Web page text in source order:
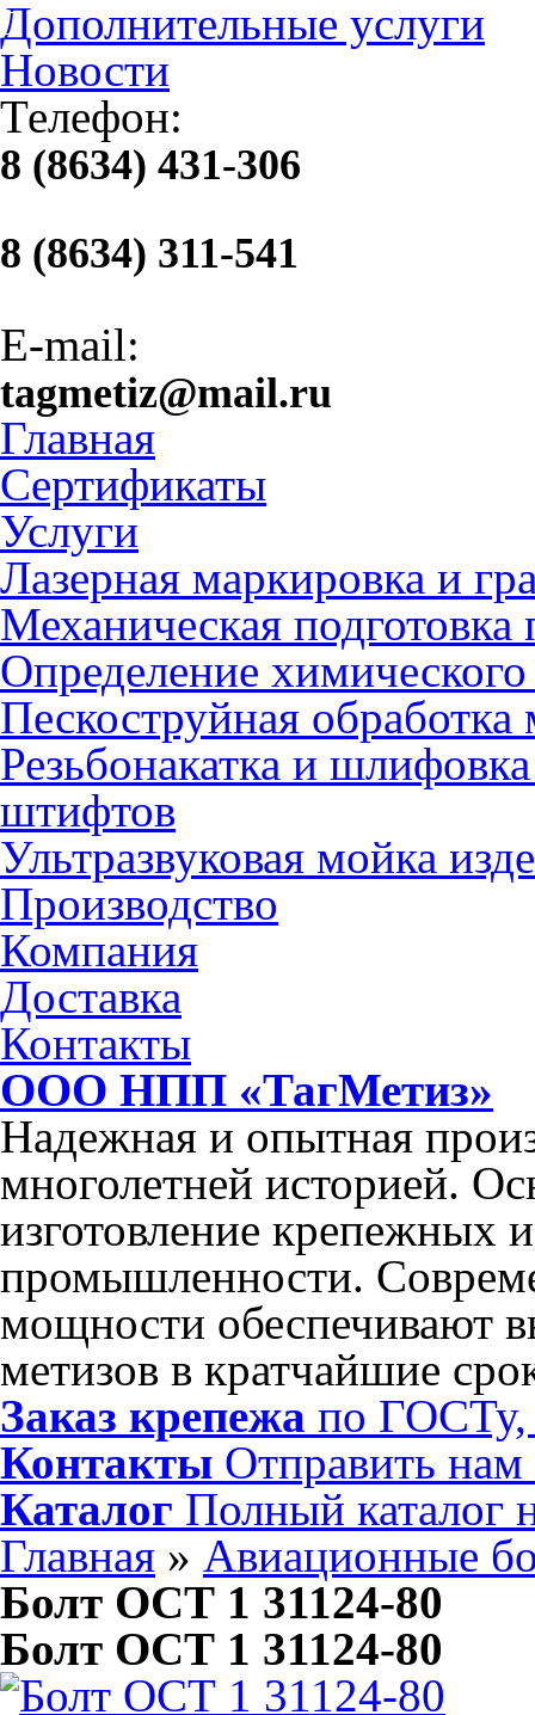
Дополнительные услуги
Новости
Телефон:
8 (8634) 431-306
8 (8634) 311-541
E-mail:
tagmetiz@mail.ru
Главная
Сертификаты
Услуги
Лазерная маркировка и
Механическая подготовка
Определение химического
Пескоструйная
Резьбонакатка и
штифтов
Ультразвуковая мойка
Производство
Компания
Доставка
Контакты
ООО НПП «ТагМетиз»
Надежная и опытная
многолетней историей.
изготовление крепежных
промышленности.
мощности обеспечивают
метизов в кратчайшие
Заказ крепежа по ГОСТу,
Контакты Отправить
Каталог Полный каталог
Главная » Авиационные
Болт ОСТ 1 31124-80
Болт ОСТ 1 31124-80